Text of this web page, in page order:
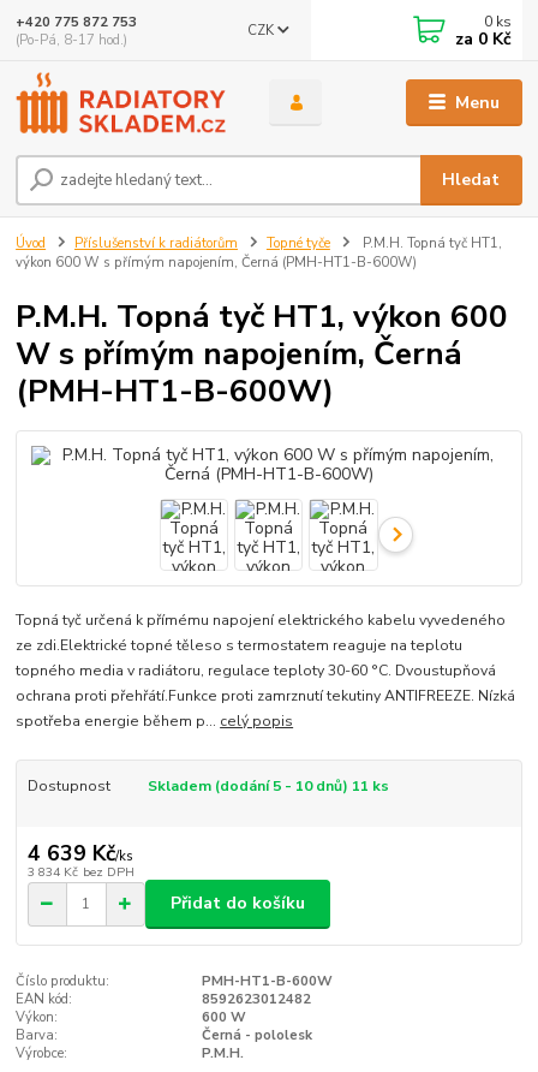
Menu
CZK
Hledat
+420 775 872 753
(Po-Pá, 8-17 hod.)
0 ks
za 0 Kč
Úvod Příslušenství k radiátorům Topné tyče
P.M.H. Topná tyč HT1,
výkon 600 W s přímým napojením, Černá (PMH-HT1-B-600W)
P.M.H. Topná tyč HT1, výkon 600
W s přímým napojením, Černá
(PMH-HT1-B-600W)
Topná tyč určená k přímému napojení elektrického kabelu vyvedeného
ze zdi.Elektrické topné těleso s termostatem reaguje na teplotu
topného media v radiátoru, regulace teploty 30-60 °C. Dvoustupňová
ochrana proti přehřátí.Funkce proti zamrznutí tekutiny ANTIFREEZE. Nízká
spotřeba energie během p... celý popis
Dostupnost Skladem (dodání 5 - 10 dnů) 11 ks
4 639 Kč/ks
3 834 Kč bez DPH
Přidat do košíku
Číslo produktu:
PMH-HT1-B-600W
EAN kód:
8592623012482
Výkon:
600 W
Barva:
Černá - pololesk
Výrobce:
P.M.H.